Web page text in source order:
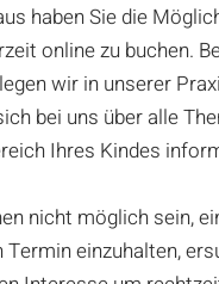
haben Sie die
online zu buchen.
wir in unserer
bei uns über alle
Ihres Kindes
nicht möglich sein,
Termin einzuhalten,